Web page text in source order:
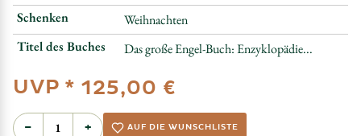
Schenken
Weihnachten
Titel des Buches
Das große Engel-Buch: Enzyklopädie...
UVP * 125,00 €
− + AUF DIE WUNSCHLISTE